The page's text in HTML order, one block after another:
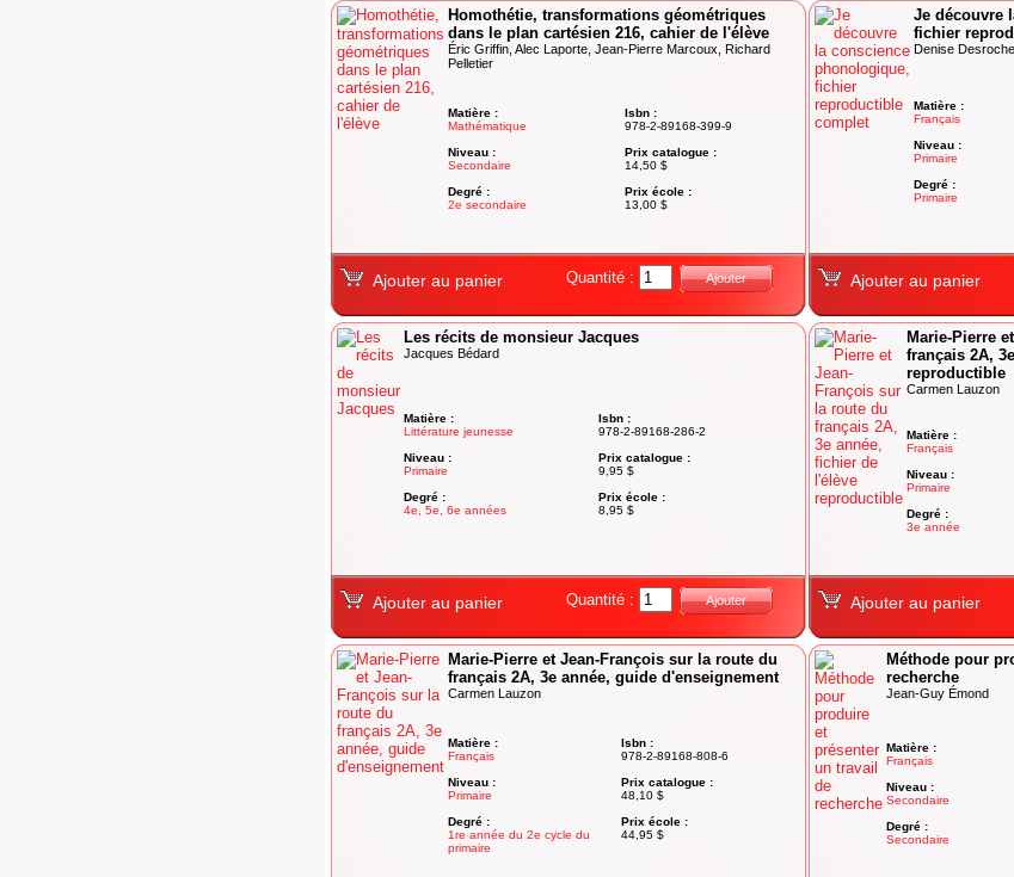
Homothétie, transformations géométriques
dans le plan cartésien 216, cahier de l'élève
Éric Griffin, Alec Laporte, Jean-Pierre Marcoux, Richard
Pelletier
Matière :
Mathématique
Niveau :
Secondaire
Degré :
2e secondaire
Isbn :
978-2-89168-399-9
Prix catalogue :
14,50 $
Prix école :
13,00 $
Ajouter au panier Quantité : Ajouter
Je découvre
fichier
Denise
Matière :
Français
Niveau :
Primaire
Degré :
Primaire
Ajouter au panier
Les récits de monsieur Jacques
Jacques Bédard
Matière :
Littérature jeunesse
Niveau :
Primaire
Degré :
4e, 5e, 6e années
Isbn :
978-2-89168-286-2
Prix catalogue :
9,95 $
Prix école :
8,95 $
Ajouter au panier Quantité : Ajouter
Marie-Pierre
français 2A,
reproductible
Carmen Lauzon
Matière :
Français
Niveau :
Primaire
Degré :
3e année
Ajouter au panier
Marie-Pierre et Jean-François sur la route du
français 2A, 3e année, guide d'enseignement
Carmen Lauzon
Matière :
Français
Niveau :
Primaire
Degré :
1re année du 2e cycle du
primaire
Isbn :
978-2-89168-808-6
Prix catalogue :
48,10 $
Prix école :
44,95 $
Méthode pour
recherche
Jean-Guy Émond
Matière :
Français
Niveau :
Secondaire
Degré :
Secondaire